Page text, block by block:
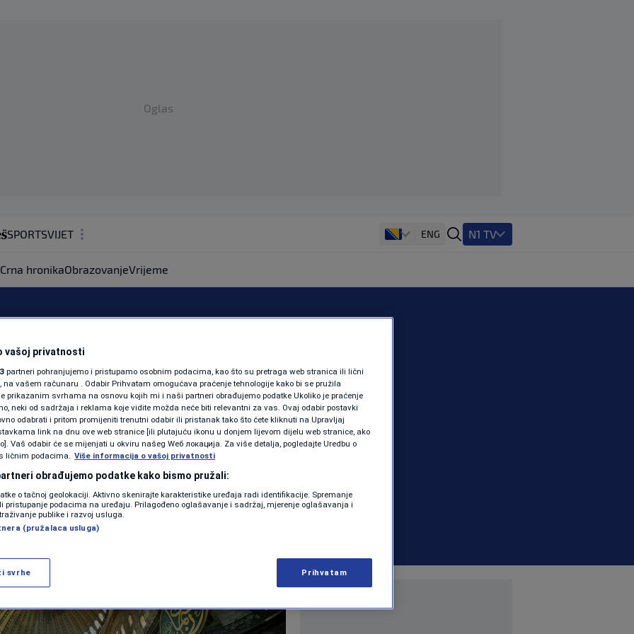
Oglas
SPORTSVIJET
ZDRAVLJE
SHOWBIZ
PODCAST
N1 SPECIJAL
FENOMENI
NEISTRAŽENO
VIRALNO
VIDEO
ENG N1 TV
Crna hronikaObrazovanjeVrijeme
nekada
svijetu i džamija
10:55 | KULTURA | 0 komentara
Više
vašoj privatnosti
partneri pohranjujemo i pristupamo osobnim podacima, kao što su pretraga web stranica ili lični
na vašem računaru . Odabir Prihvatam omogućava praćenje tehnologije kako bi se pružila
prikazanim svrhama na osnovu kojih mi i naši partneri obrađujemo podatke Ukoliko je praćenje
neki od sadržaja i reklama koje vidite možda neće biti relevantni za vas. Ovaj odabir postavki
odabrati i pritom promijeniti trenutni odabir ili pristanak tako što ćete kliknuti na Upravljaj
link na dnu ove web stranice [ili plutajuću ikonu u donjem lijevom dijelu web stranice, ako
Vaš odabir će se mijenjati u okviru našeg Wеб локација. Za više detalja, pogledajte Uredbu o
ličnim podacima. Više informacija o vašoj privatnosti
obrađujemo podatke kako bismo pružali:
o tačnoj geolokaciji. Aktivno skenirajte karakteristike uređaja radi identifikacije. Spremanje
pristupanje podacima na uređaju. Prilagođeno oglašavanje i sadržaj, mjerenje oglašavanja i
publike i razvoj usluga.
(pružalaca usluga)
svrhe Prihvatam